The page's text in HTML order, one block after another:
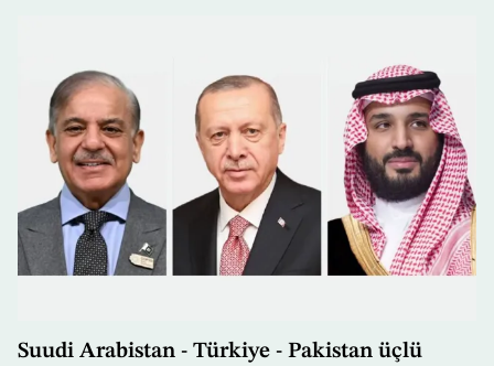
Suudi Arabistan - Türkiye - Pakistan üçlü